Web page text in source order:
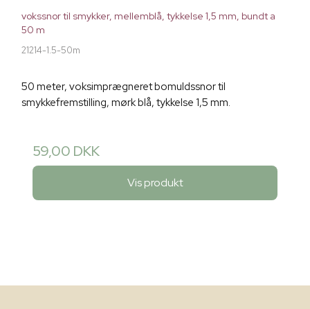
vokssnor til smykker, mellemblå, tykkelse 1,5 mm, bundt a
50 m
21214-1.5-50m
50 meter, voksimprægneret bomuldssnor til
smykkefremstilling, mørk blå, tykkelse 1,5 mm.
59,00 DKK
Vis produkt